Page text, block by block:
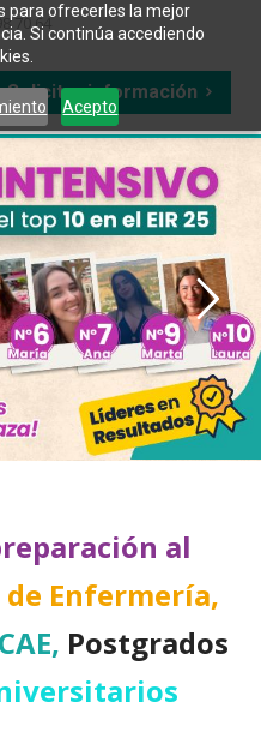
para ofrecerles la mejor
Si continúa accediendo
Acepto
70 64
Solicitar información
al
Enfermería,
Postgrados